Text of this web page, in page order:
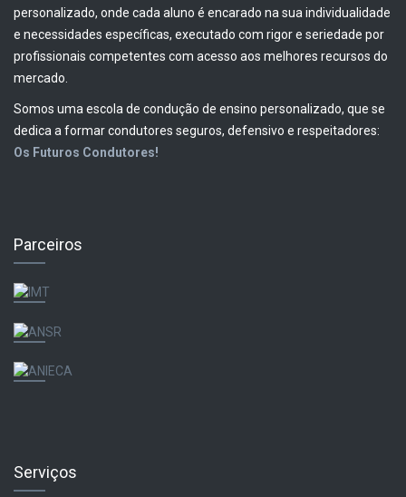
personalizado, onde cada aluno é encarado na sua individualidade
e necessidades específicas, executado com rigor e seriedade por
profissionais competentes com acesso aos melhores recursos do
mercado.
Somos uma escola de condução de ensino personalizado, que se
dedica a formar condutores seguros, defensivo e respeitadores:
Os Futuros Condutores!
Parceiros
Serviços